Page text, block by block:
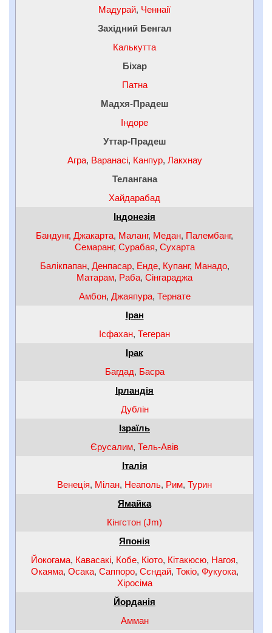
Мадурай, Ченнаії
Західний Бенгал
Калькутта
Біхар
Патна
Мадхя-Прадеш
Індоре
Уттар-Прадеш
Агра, Варанасі, Канпур, Лакхнау
Телангана
Хайдарабад
Індонезія
Бандунг, Джакарта, Маланг, Медан, Палембанг,
Семаранг, Сурабая, Сухарта
Балікпапан, Денпасар, Енде, Купанг, Манадо,
Матарам, Раба, Сінгараджа
Амбон, Джаяпура, Тернате
Іран
Ісфахан, Тегеран
Ірак
Багдад, Басра
Ірландія
Дублін
Ізраїль
Єрусалим, Тель-Авів
Італія
Венеція, Мілан, Неаполь, Рим, Турин
Ямайка
Кінгстон (Jm)
Японія
Йокогама, Кавасакі, Кобе, Кіото, Кітакюсю, Нагоя,
Окаяма, Осака, Саппоро, Сєндай, Токіо, Фукуока,
Хіросіма
Йорданія
Амман